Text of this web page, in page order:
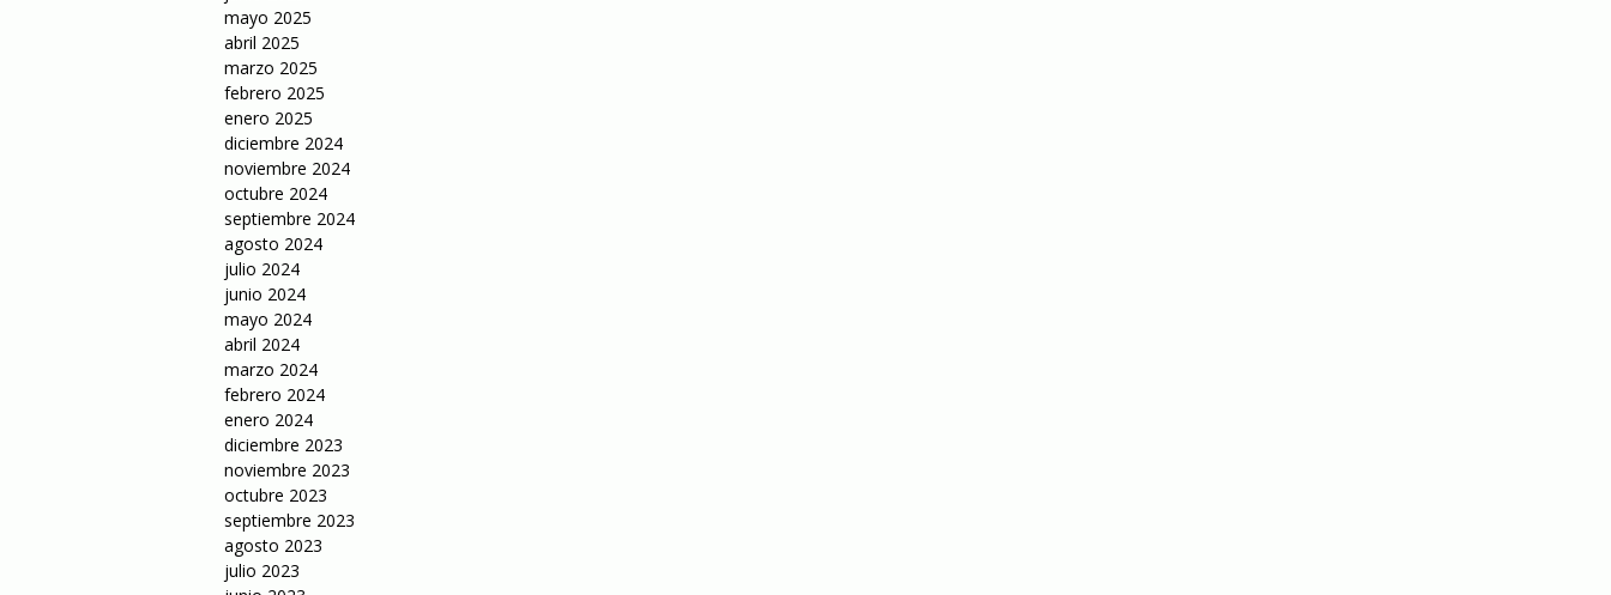
mayo 2025
abril 2025
marzo 2025
febrero 2025
enero 2025
diciembre 2024
noviembre 2024
octubre 2024
septiembre 2024
agosto 2024
julio 2024
junio 2024
mayo 2024
abril 2024
marzo 2024
febrero 2024
enero 2024
diciembre 2023
noviembre 2023
octubre 2023
septiembre 2023
agosto 2023
julio 2023